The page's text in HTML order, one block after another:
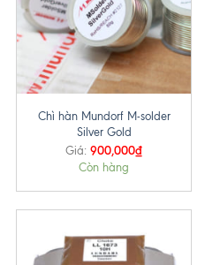
Chì hàn Mundorf M-solder
Silver Gold
Giá: 900,000₫
Còn hàng